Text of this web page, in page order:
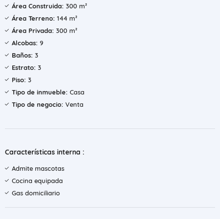
Área Construida: 300 m²
Área Terreno: 144 m²
Área Privada: 300 m²
Alcobas: 9
Baños: 3
Estrato: 3
Piso: 3
Tipo de inmueble: Casa
Tipo de negocio: Venta
Características interna :
Admite mascotas
Cocina equipada
Gas domiciliario